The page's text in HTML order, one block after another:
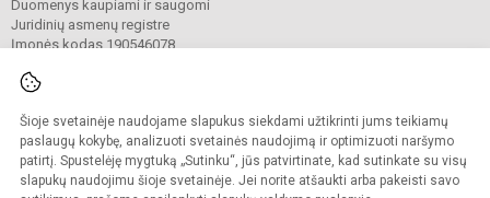
Šioje svetainėje naudojame slapukus siekdami užtikrinti jums teikiamų
paslaugų kokybę, analizuoti svetainės naudojimą ir optimizuoti naršymo
patirtį. Spustelėję mygtuką „Sutinku“, jūs patvirtinate, kad sutinkate su visų
slapukų naudojimu šioje svetainėje. Jei norite atšaukti arba pakeisti savo
Duomenys kaupiami ir saugomi
Juridinių asmenų registre
Įmonės kodas 190546078
© 2024. Biržų Kaštonų pagrindinė mokykla. Visos teisės saugomos.
Kopijuoti turinį be raštiško įstaigos administracijos sutikimo griežtai draudžiama.
Prieinamumo paraiška Slapukų valdymas